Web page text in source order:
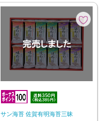
サン海苔 佐賀有明海苔三昧